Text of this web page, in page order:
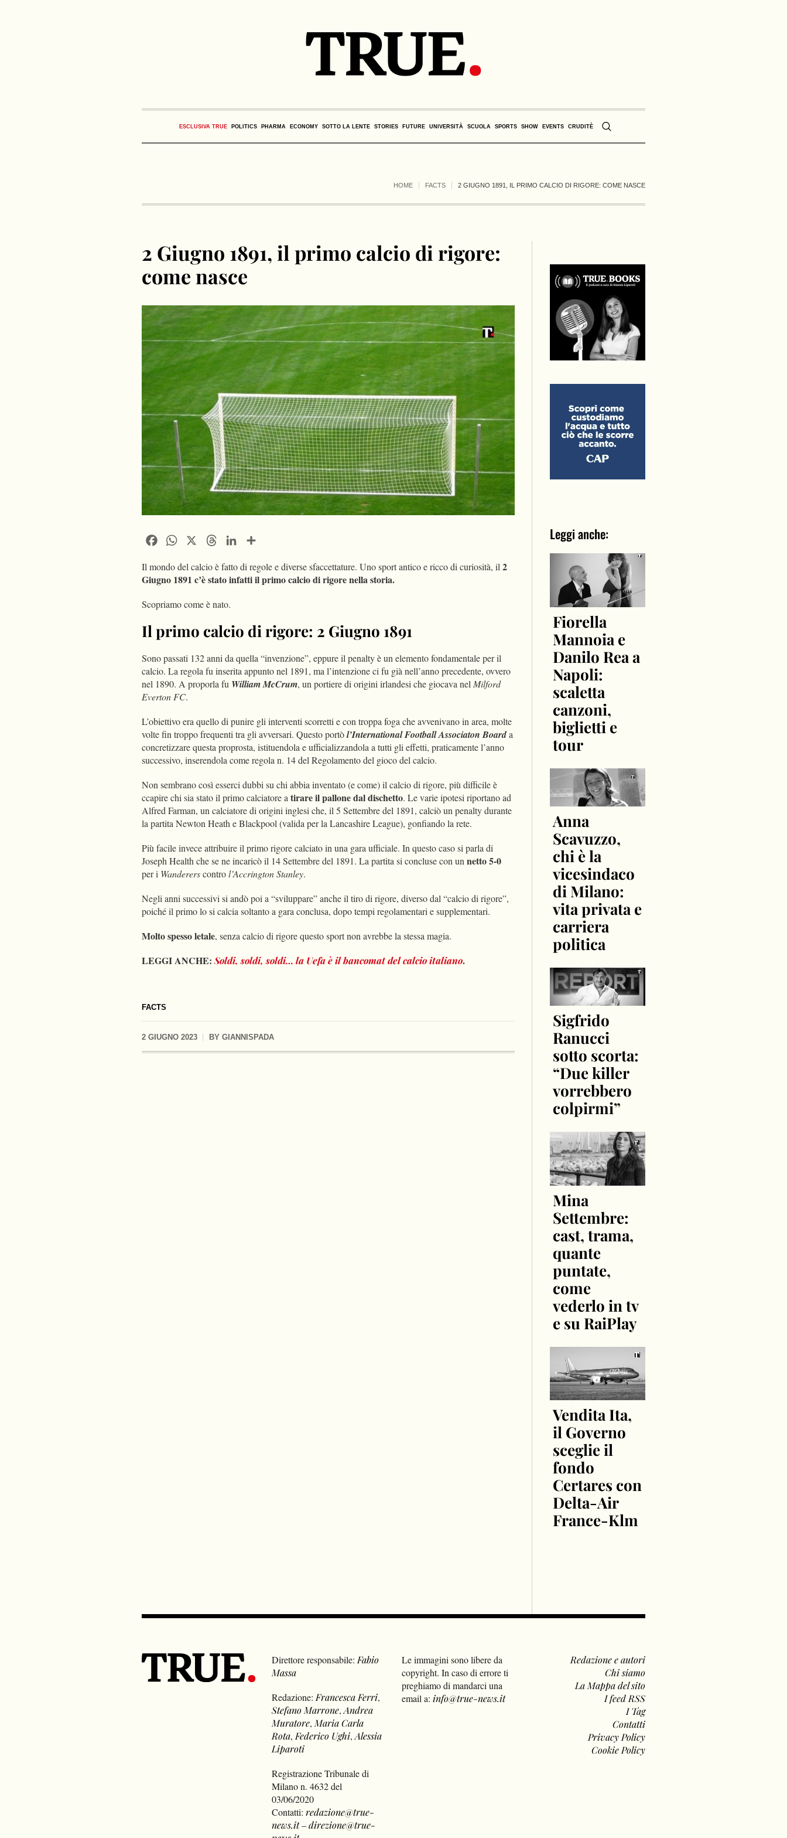
ESCLUSIVA TRUE POLITICS PHARMA ECONOMY SOTTO LA LENTE STORIES FUTURE UNIVERSITÀ SCUOLA SPORTS SHOW EVENTS CRUDITÈ
HOME FACTS 2 GIUGNO 1891, IL PRIMO CALCIO DI RIGORE: COME NASCE
FACTS
2 Giugno 1891, il primo calcio di rigore:
come nasce
2 GIUGNO 2023 BY GIANNISPADA
FacebookWhatsApp ThreadsLinkedIn
Il mondo del calcio è fatto di regole e diverse sfaccettature. Uno sport antico e ricco di curiosità, il2
Giugno 1891 c’è stato infatti il primo calcio di rigore nella storia.
Scopriamo come è nato.
Il primo calcio di rigore: 2 Giugno 1891
Sono passati 132 anni da quella “invenzione”, eppure il penalty è un elemento fondamentale per il
calcio. La regola fu inserita appunto nel 1891, ma l’intenzione ci fu già nell’anno precedente, ovvero
nel 1890. A proporla fu William McCrum, un portiere di origini irlandesi che giocava nelMilford
Everton FC.
L’obiettivo era quello di punire gli interventi scorretti e con troppa foga che avvenivano in area, molte
volte fin troppo frequenti tra gli avversari. Questo portòl’International Football Associaton Boarda
concretizzare questa proprosta, istituendola e ufficializzandola a tutti gli effetti, praticamente l’anno
successivo, inserendola come regola n. 14 del Regolamento del gioco del calcio.
Non sembrano così esserci dubbi su chi abbia inventato (e come) il calcio di rigore, più difficile è
ccapire chi sia stato il primo calciatore atirare il pallone dal dischetto. Le varie ipotesi riportano ad
Alfred Farman, un calciatore di origini inglesi che, il 5 Settembre del 1891, calciò un penalty durante
la partita Newton Heath e Blackpool (valida per la Lancashire League), gonfiando la rete.
Più facile invece attribuire il primo rigore calciato in una gara ufficiale. In questo caso si parla di
Joseph Health che se ne incaricò il 14 Settembre del 1891. La partita si concluse con unnetto 5-0
per i Wandererscontrol’Accrington Stanley.
Negli anni successivi si andò poi a “sviluppare” anche il tiro di rigore, diverso dal “calcio di rigore”,
poiché il primo lo si calcia soltanto a gara conclusa, dopo tempi regolamentari e supplementari.
Molto spesso letale, senza calcio di rigore questo sport non avrebbe la stessa magia.
LEGGI ANCHE:Soldi, soldi, soldi… la Uefa è il bancomat del calcio italiano.
Leggi anche:
Fiorella
Mannoia e
Danilo Rea a
Napoli:
scaletta
canzoni,
biglietti e
tour
Anna
Scavuzzo,
chi è la
vicesindaco
di Milano:
vita privata e
carriera
politica
Sigfrido
Ranucci
sotto scorta:
“Due killer
vorrebbero
colpirmi”
Mina
Settembre:
cast, trama,
quante
puntate,
come
vederlo in tv
e su RaiPlay
Vendita Ita,
il Governo
sceglie il
fondo
Certares con
Delta-Air
France-Klm
Direttore responsabile:Fabio
Massa
Redazione:Francesca Ferri,
Stefano Marrone,Andrea
Muratore,Maria Carla
Rota,Federico Ughi,Alessia
Liparoti
Registrazione Tribunale di
Milano n. 4632 del
03/06/2020
Contatti:redazione@true-
news.it–direzione@true-
Le immagini sono libere da
copyright. In caso di errore ti
preghiamo di mandarci una
email a: info@true-news.it
Redazione e autori
Chi siamo
La Mappa del sito
I feed RSS
I Tag
Contatti
Privacy Policy
Cookie Policy